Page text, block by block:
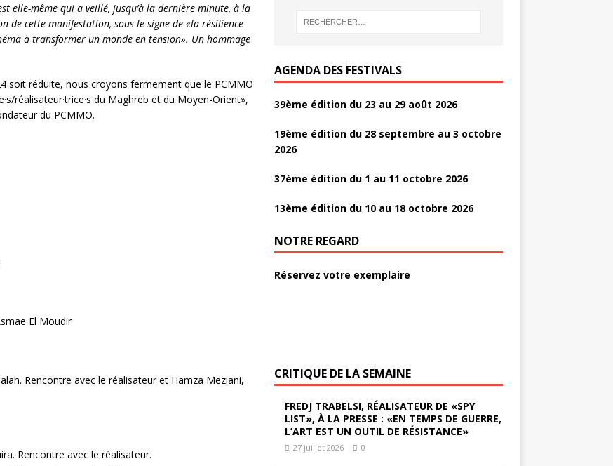
elle-même qui a veillé, jusqu’à la dernière minute, à la
cette manifestation, sous le signe de «la résilience
à transformer un monde en tension». Un hommage
soit réduite, nous croyons fermement que le PCMMO
réalisateur·trice·s du Maghreb et du Moyen-Orient»,
du PCMMO.
El Moudir
Rencontre avec le réalisateur et Hamza Meziani,
Rencontre avec le réalisateur.
e
AGENDA DES FESTIVALS
39ème édition du 23 au 29 août 2026
19ème édition du 28 septembre au 3 octobre
2026
37ème édition du 1 au 11 octobre 2026
13ème édition du 10 au 18 octobre 2026
NOTRE REGARD
Réservez votre exemplaire
CRITIQUE DE LA SEMAINE
FREDJ TRABELSI, RÉALISATEUR DE «SPY
LIST», À LA PRESSE : «EN TEMPS DE GUERRE,
L’ART EST UN OUTIL DE RÉSISTANCE»
27 juillet 2026 0